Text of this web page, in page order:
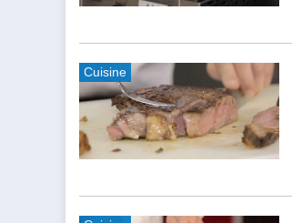
Cuisine